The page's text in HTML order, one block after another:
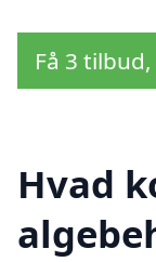
Få 3
Hvad